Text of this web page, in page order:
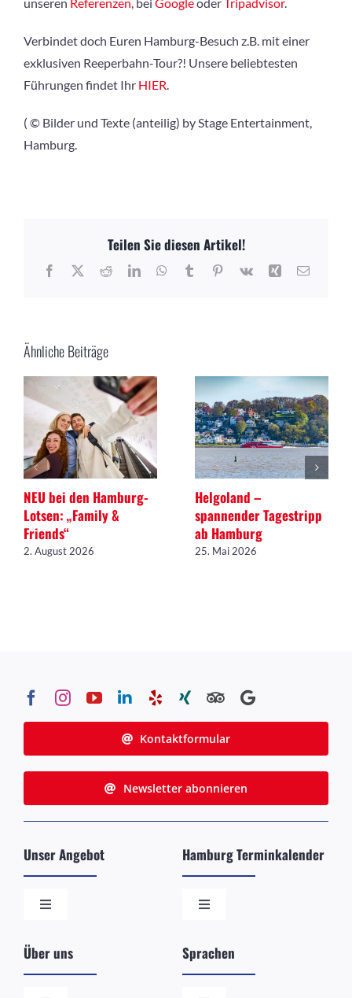
Verbindet doch Euren Hamburg-Besuch z.B. mit einer
exklusiven Reeperbahn-Tour?! Unsere beliebtesten
Führungen findet Ihr HIER.
( © Bilder und Texte (anteilig) by Stage Entertainment,
Hamburg.
Teilen Sie diesen Artikel!
Facebook
X RedditLinkedInWhatsApp
TumblrPinterest
Vk Xing E-
Ähnliche Beiträge
NEU bei den Hamburg-
Lotsen: „Family &
Friends“
2. August 2026
Helgoland –
spannender Tagestripp
ab Hamburg
25. Mai 2026
Kontaktformular
Newsletter abonnieren
Unser Angebot
Toggle
Die beliebtesten Stadtführungen
Hamburg Terminkalender
Toggle
Schiffsankünfte in Hamburg
Über uns Sprachen